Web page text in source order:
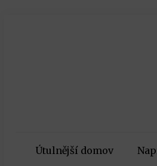
Útulnější domov